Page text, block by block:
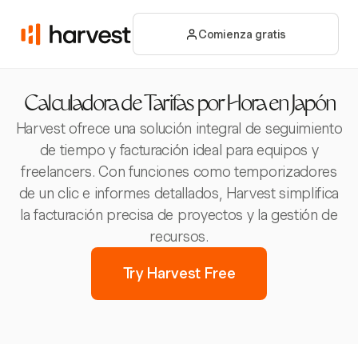
Comienza gratis
Calculadora de Tarifas por Hora en Japón
Harvest ofrece una solución integral de seguimiento
de tiempo y facturación ideal para equipos y
freelancers. Con funciones como temporizadores
de un clic e informes detallados, Harvest simplifica
la facturación precisa de proyectos y la gestión de
recursos.
Try Harvest Free